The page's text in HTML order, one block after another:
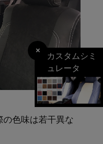
×
カスタムシミ
ュレータ
色味は若干異な